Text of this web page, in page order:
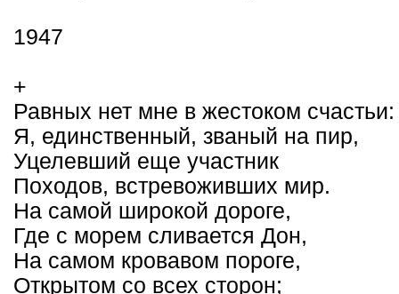
1947
+
Равных нет мне в жестоком счастьи:
Я, единственный, званый на пир,
Уцелевший еще участник
Походов, встревоживших мир.
На самой широкой дороге,
Где с морем сливается Дон,
На самом кровавом пороге,
Открытом со всех сторон;